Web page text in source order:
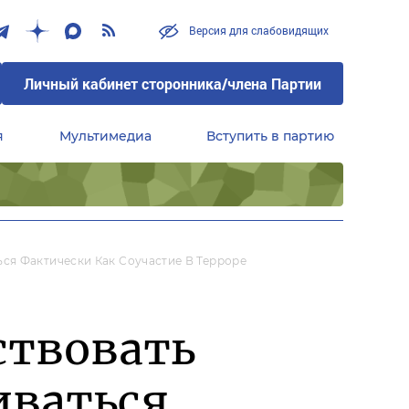
Версия для слабовидящих
Личный кабинет сторонника/члена Партии
Мультимедиа Вступить в партию
Фактически Как Соучастие В Терроре